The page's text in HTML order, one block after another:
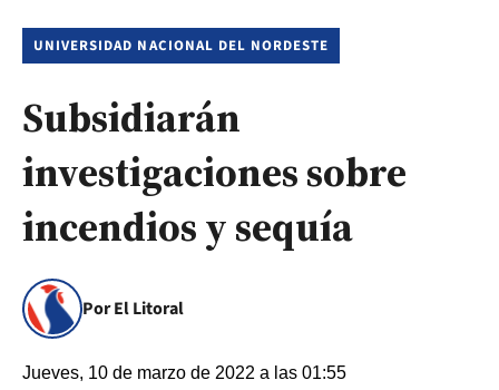
UNIVERSIDAD NACIONAL DEL NORDESTE
Subsidiarán
investigaciones sobre
incendios y sequía
Por El Litoral
Jueves, 10 de marzo de 2022 a las 01:55